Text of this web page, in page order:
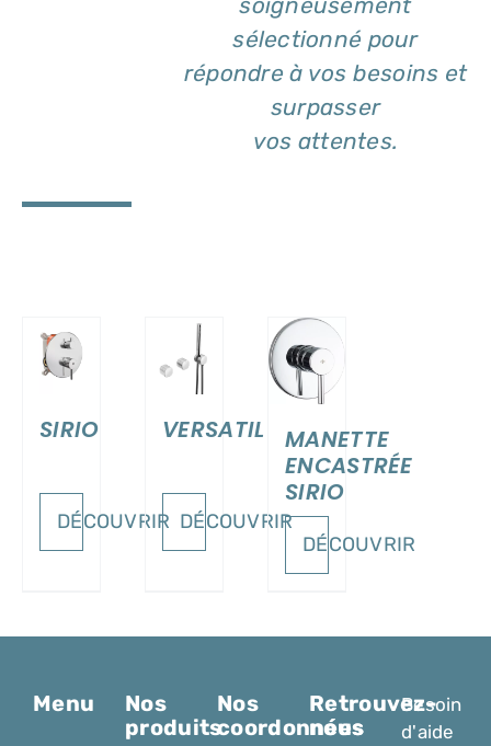
sélectionné pour
répondre à vos besoins et
surpasser
vos attentes.
SIRIO
DÉCOUVRIR
VERSATIL
DÉCOUVRIR
DÉTAILS
MANETTE
ENCASTRÉE
SIRIO
DÉCOUVRIR
Menu
Nos
produits
Nos
coordonnées
Retrouvez-
nous
Besoin
d'aide